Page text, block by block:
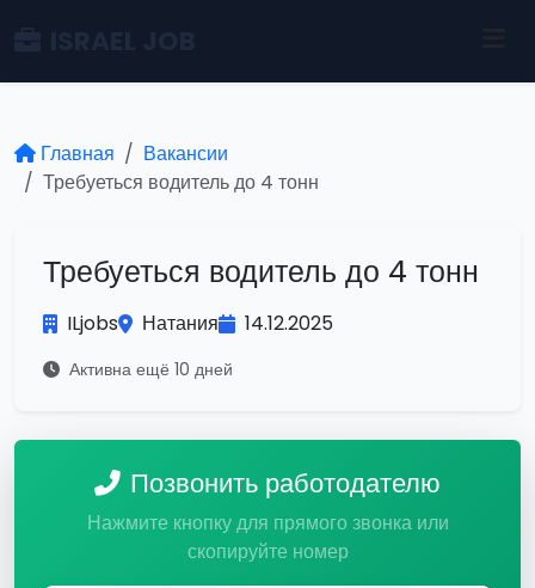
Главная
Вакансии
Требуеться водитель до 4 тонн
Требуеться водитель до 4 тонн
ILjobs Натания 14.12.2025
Активна ещё 10 дней
Позвонить работодателю
Нажмите кнопку для прямого звонка или
скопируйте номер